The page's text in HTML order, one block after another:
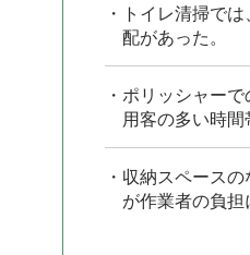
・トイレ清掃で
配があった。
・ポリッシャー
用客の多い時間
・収納スペース
が作業者の負担